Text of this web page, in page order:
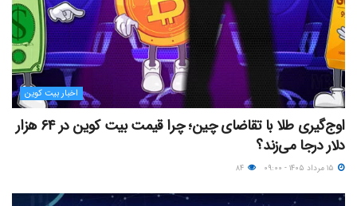
اخبار بیت کوین
اوج‌گیری طلا با تقاضای چین؛ چرا قیمت بیت کوین در ۶۴ هزار
دلار درجا می‌زند؟